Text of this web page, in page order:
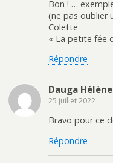
Bon ! …
(ne pas oublier
Colette
« La petite fée
Répondre
Dauga Hélène
25 juillet 2022
Bravo pour ce
Répondre